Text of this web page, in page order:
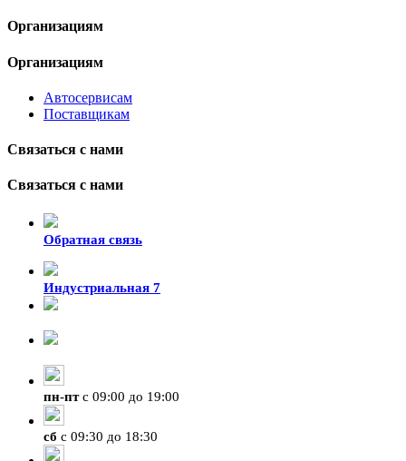
Организациям
Организациям
Автосервисам
Поставщикам
Связаться с нами
Связаться с нами
Обратная связь
Индустриальная 7
пн-птс 09:00 до 19:00
сб с 09:30 до 18:30